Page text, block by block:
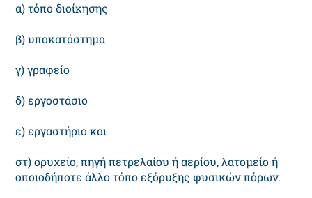
α) τόπο διοίκησης
β) υποκατάστημα
γ) γραφείο
δ) εργοστάσιο
ε) εργαστήριο και
στ) ορυχείο, πηγή πετρελαίου ή αερίου, λατομείο ή
οποιοδήποτε άλλο τόπο εξόρυξης φυσικών πόρων.